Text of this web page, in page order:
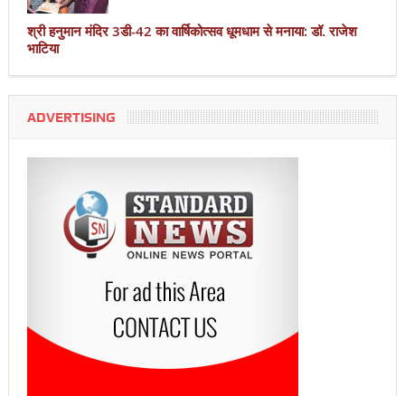
श्री हनुमान मंदिर 3डी-42 का वार्षिकोत्सव धूमधाम से मनाया: डॉ. राजेश
भाटिया
ADVERTISING